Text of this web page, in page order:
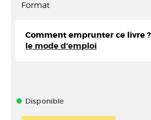
Format
Comment emprunter ce livre ?
le mode d'emploi
Disponible